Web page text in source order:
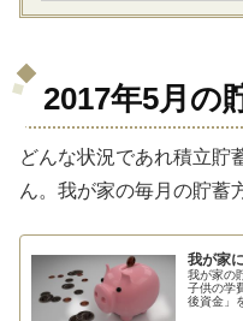
2017年5月の
どんな状況であれ積立貯
ん。我が家の毎月の貯蓄
我が家
我が家の
子供の学
後資金」